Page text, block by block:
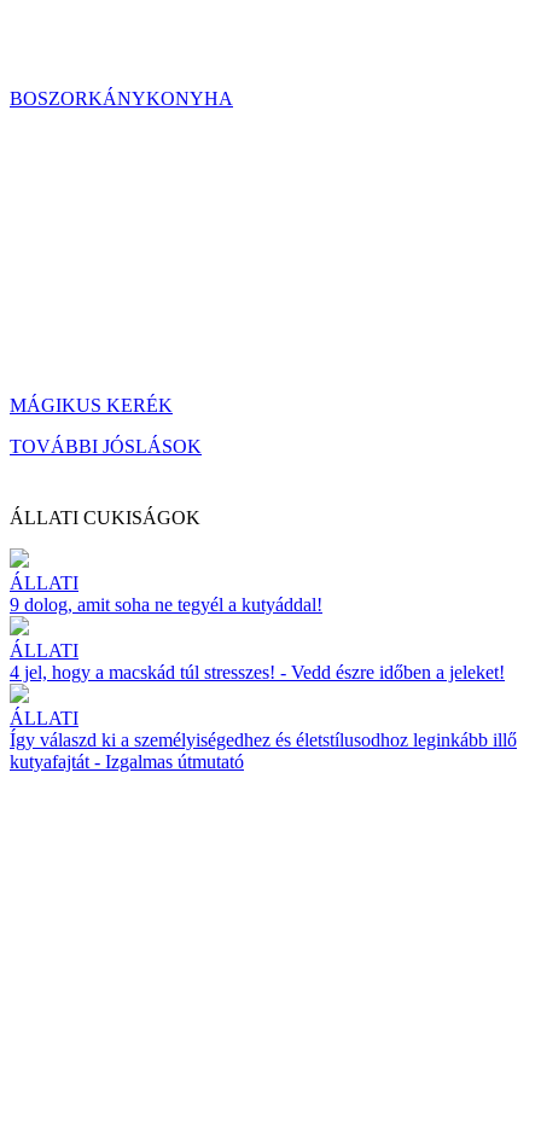
BOSZORKÁNYKONYHA
MÁGIKUS KERÉK
TOVÁBBI JÓSLÁSOK
ÁLLATI CUKISÁGOK
ÁLLATI
9 dolog, amit soha ne tegyél a kutyáddal!
ÁLLATI
4 jel, hogy a macskád túl stresszes! - Vedd észre időben a jeleket!
ÁLLATI
Így válaszd ki a személyiségedhez és életstílusodhoz leginkább illő
kutyafajtát - Izgalmas útmutató